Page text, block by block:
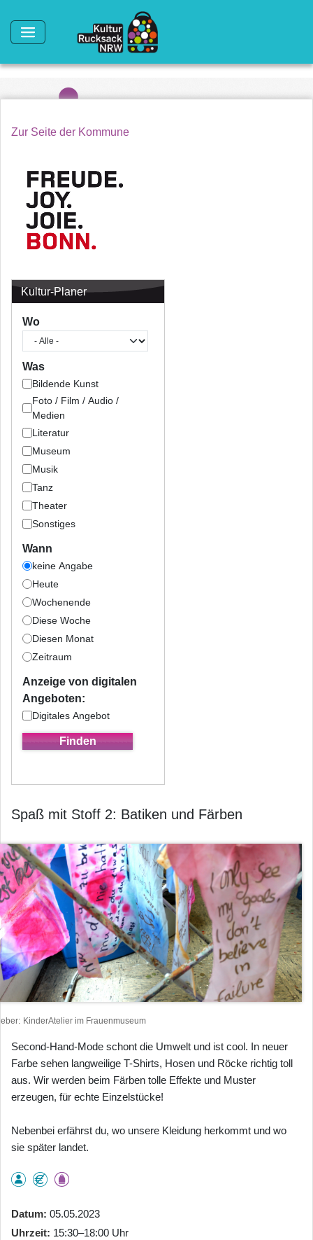
Zur Seite der Kommune
Kultur-Planer
Wo
Was
Bildende Kunst
Foto / Film / Audio /
Medien
Literatur
Museum
Musik
Tanz
Theater
Sonstiges
Wann
keine Angabe
Heute
Wochenende
Diese Woche
Diesen Monat
Zeitraum
Anzeige von digitalen
Angeboten:
Digitales Angebot
Spaß mit Stoff 2: Batiken und Färben
KinderAtelier im Frauenmuseum
Second-Hand-Mode schont die Umwelt und ist cool. In neuer
Farbe sehen langweilige T-Shirts, Hosen und Röcke richtig toll
aus. Wir werden beim Färben tolle Effekte und Muster
erzeugen, für echte Einzelstücke!
Nebenbei erfährst du, wo unsere Kleidung herkommt und wo
sie später landet.
Datum 05.05.2023
Uhrzeit 15:30–18:00 Uhr